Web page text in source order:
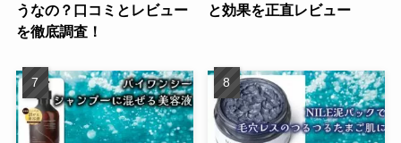
うなの？口コミとレビュー
を徹底調査！
と効果を正直レビュー